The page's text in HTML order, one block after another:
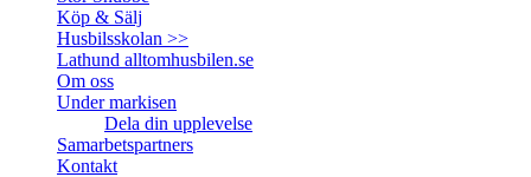
Köp & Sälj
Husbilsskolan >>
Lathund alltomhusbilen.se
Om oss
Under markisen
Dela din upplevelse
Samarbetspartners
Kontakt